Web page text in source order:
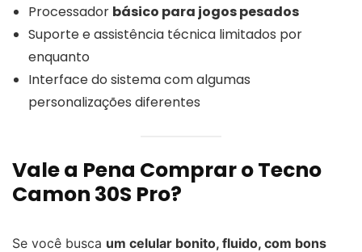
Processador básico para jogos pesados
Suporte e assistência técnica limitados por
enquanto
Interface do sistema com algumas
personalizações diferentes
Vale a Pena Comprar o Tecno
Camon 30S Pro?
Se você busca um celular bonito, fluido, com bons